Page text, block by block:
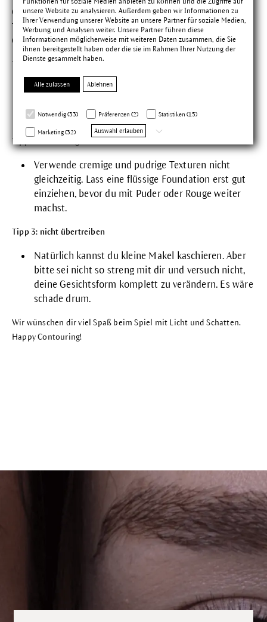
unsere Website zu analysieren. Außerdem geben wir Informationen zu
Ihrer Verwendung unserer Website an unsere Partner für soziale Medien,
Werbung und Analysen weiter. Unsere Partner führen diese
Informationen möglicherweise mit weiteren Daten zusammen, die Sie
ihnen bereitgestellt haben oder die sie im Rahmen Ihrer Nutzung der
Dienste gesammelt haben.
Alle zulassen Ablehnen
Notwendig (33) Präferenzen (2) Statistiken (15)
Marketing (32) Auswahl erlauben
Contouring ist viel einfacher, als du vielleicht denkst. Diese drei
Tipps helfen dir, wenn du noch nicht viel Erfahrung mit
Contouring gesammelt hast.
Tipp 1: geeignete Farbtöne
Der Ton für die dunklere Nuance sollte nur etwas
nicht maskenhaft wirkt.
Tipp 2: Reihenfolge beachten
Verwende cremige und pudrige Texturen nicht
gleichzeitig. Lass eine flüssige Foundation erst gut
einziehen, bevor du mit Puder oder Rouge weiter
machst.
Tipp 3: nicht übertreiben
Natürlich kannst du kleine Makel kaschieren. Aber
bitte sei nicht so streng mit dir und versuch nicht,
deine Gesichtsform komplett zu verändern. Es wäre
schade drum.
Wir wünschen dir viel Spaß beim Spiel mit Licht und Schatten.
Happy Contouring!